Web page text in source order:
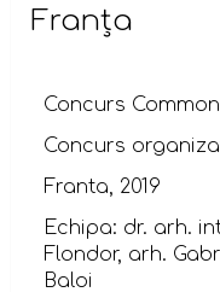
Franța
Concurs
Concurs
Franta, 2019
Echipa: dr. arh.
Flondor, arh.
Baloi